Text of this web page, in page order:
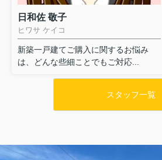
日和佐 敬子
ヒワサ ケイコ
新築一戸建てご購入に関するお悩み
は、どんな些細ことでもご対応...
スタッフ一覧